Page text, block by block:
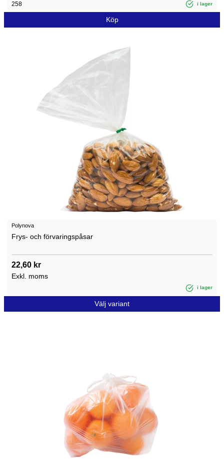
258 i lager
Köp
Polynova
Frys- och förvaringspåsar
22,60 kr
Exkl. moms
i lager
Välj variant